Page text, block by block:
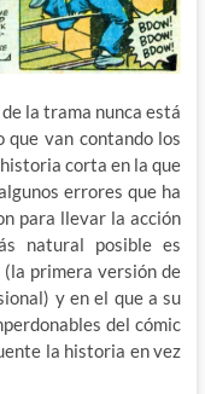
la trama nunca está
que van contando los
corta en la que
errores que ha
para llevar la acción
natural posible es
primera versión de
y en el que a su
del cómic
la historia en vez